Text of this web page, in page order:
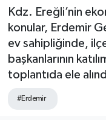
Kdz. Ereğli’nin
konular, Erdemir
ev sahipliğinde,
başkanlarının
toplantıda ele
#Erdemir
Eğitim
Ekonomi
Kültür-Sanat
Magazin